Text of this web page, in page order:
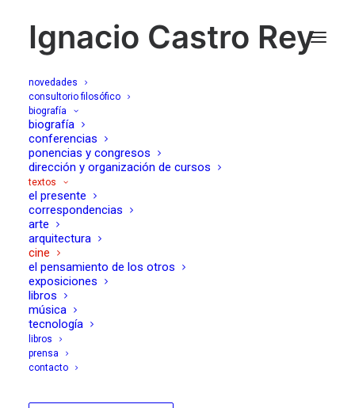
Ignacio Castro Rey
novedades
consultorio filosófico
biografía
biografía
conferencias
ponencias y congresos
dirección y organización de cursos
textos
el presente
correspondencias
arte
arquitectura
cine
el pensamiento de los otros
exposiciones
libros
música
tecnología
libros
prensa
contacto
cine